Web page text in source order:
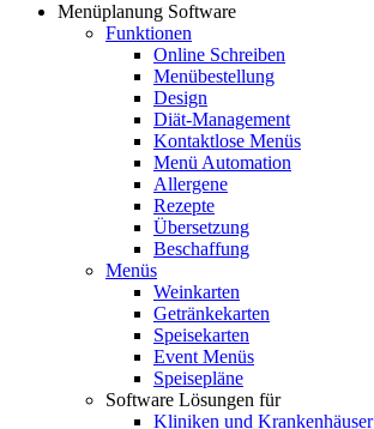
navigation
Menüplanung Software
Funktionen
Online Schreiben
Menübestellung
Design
Diät-Management
Kontaktlose Menüs
Menü Automation
Allergene
Rezepte
Übersetzung
Beschaffung
Menüs
Weinkarten
Getränkekarten
Speisekarten
Event Menüs
Speisepläne
Software Lösungen für
Kliniken und Krankenhäuser